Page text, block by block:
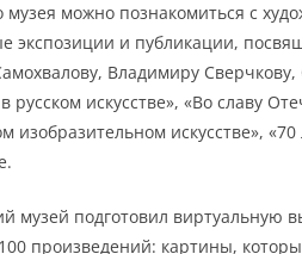
музея можно познакомиться с
экспозиции и публикации,
Владимиру
искусстве», «Во славу
изобразительном искусстве»,
музей подготовил виртуальную
произведений: картины,